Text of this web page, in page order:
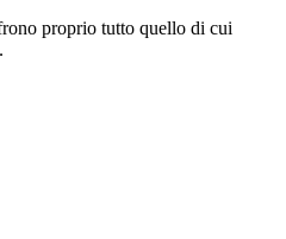
proprio tutto quello di cui